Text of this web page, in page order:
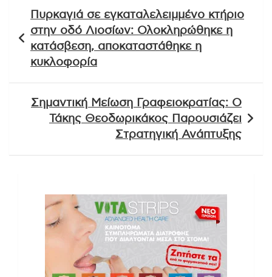
άρθρων
Πυρκαγιά σε εγκαταλελειμμένο κτήριο
στην οδό Λιοσίων: Ολοκληρώθηκε η
κατάσβεση, αποκαταστάθηκε η
κυκλοφορία
Σημαντική Μείωση Γραφειοκρατίας: Ο
Τάκης Θεοδωρικάκος Παρουσιάζει
Στρατηγική Ανάπτυξης